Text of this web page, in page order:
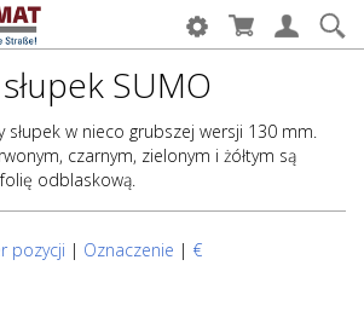
SUMO
słupek w nieco grubszej wersji 130 mm.
czarnym, zielonym i żółtym są
odblaskową.
pozycji | Oznaczenie | €